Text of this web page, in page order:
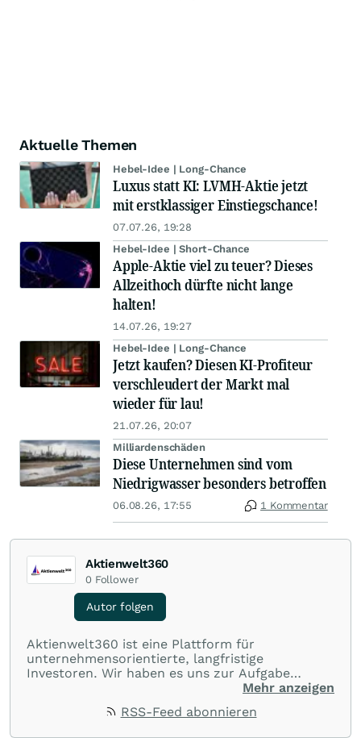
Aktuelle Themen
Hebel-Idee | Long-Chance
Luxus statt KI: LVMH-Aktie jetzt
mit erstklassiger Einstiegschance!
07.07.26, 19:28
Hebel-Idee | Short-Chance
Apple-Aktie viel zu teuer? Dieses
Allzeithoch dürfte nicht lange
halten!
14.07.26, 19:27
Hebel-Idee | Long-Chance
Jetzt kaufen? Diesen KI-Profiteur
verschleudert der Markt mal
wieder für lau!
21.07.26, 20:07
Milliardenschäden
Diese Unternehmen sind vom
Niedrigwasser besonders betroffen
06.08.26, 17:55 1 Kommentar
Aktienwelt360
0 Follower
Autor folgen
Aktienwelt360 ist eine Plattform für
unternehmensorientierte, langfristige
Investoren. Wir haben es uns zur Aufgabe
gemacht, dass jeder Herr über seine eigenen
kann. Dieser Mission begegnen wir mit Wort,
Mehr anzeigen
RSS-Feed abonnieren